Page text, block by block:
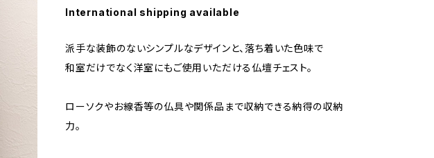
International shipping available
派手な装飾のないシンプルなデザインと、落ち着いた色味で
和室だけでなく洋室にもご使用いただける仏壇チェスト。
ローソクやお線香等の仏具や関係品まで収納できる納得の収納
力。